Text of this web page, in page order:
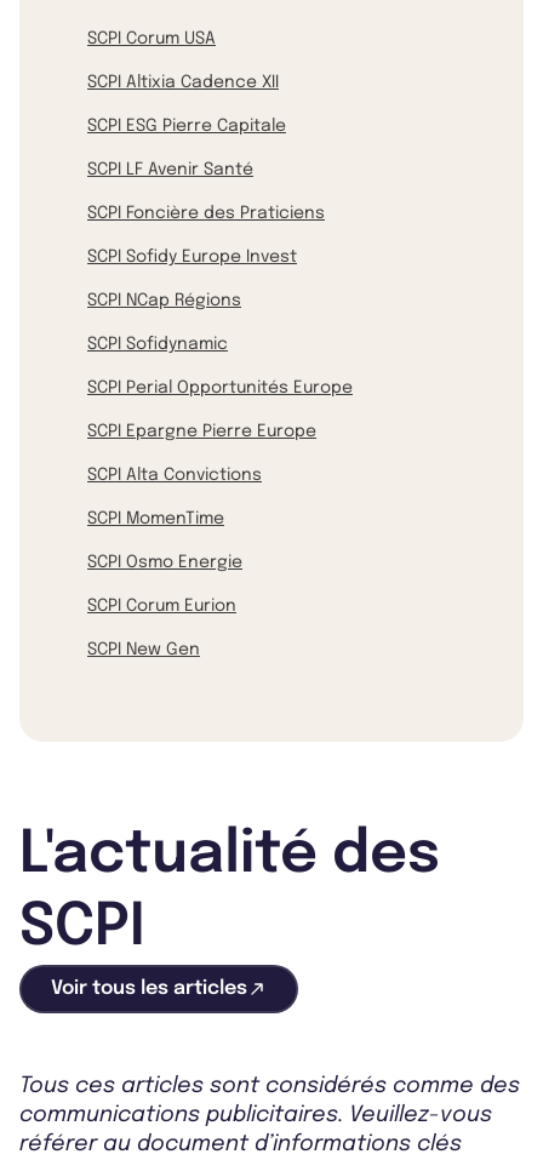
SCPI Corum USA
SCPI Altixia Cadence XII
SCPI ESG Pierre Capitale
SCPI LF Avenir Santé
SCPI Foncière des Praticiens
SCPI Sofidy Europe Invest
SCPI NCap Régions
SCPI Sofidynamic
SCPI Perial Opportunités Europe
SCPI Epargne Pierre Europe
SCPI Alta Convictions
SCPI MomenTime
SCPI Osmo Energie
SCPI Corum Eurion
SCPI New Gen
L'actualité des
SCPI
Voir tous les articles
Tous ces articles sont considérés comme des
communications publicitaires. Veuillez-vous
référer au document d’informations clés